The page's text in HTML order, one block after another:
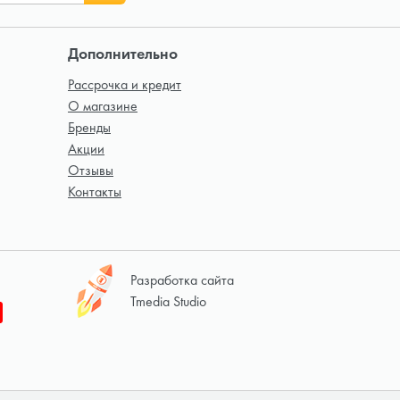
Дополнительно
Рассрочка и кредит
О магазине
Бренды
Акции
Отзывы
Контакты
Разработка сайта
Tmedia Studio